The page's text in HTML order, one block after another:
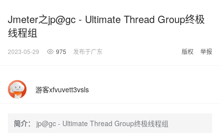
Jmeter之jp@gc - Ultimate Thread Group终极
线程组
2023-05-29 975 发布于广东 版权 举报
游客xfvuvett3vsls
简介： jp@gc - Ultimate Thread Group终极线程组